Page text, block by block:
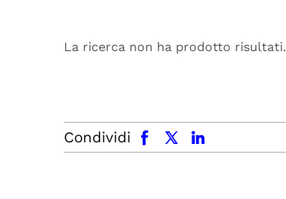
La ricerca non ha prodotto risultati.
Condividi
facebook x.com linkedin